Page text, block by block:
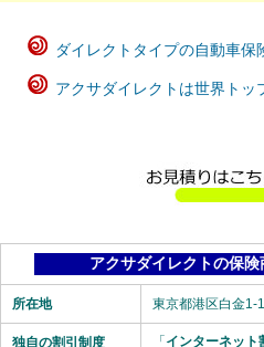
ダイレクトタイプの自動車
アクサダイレクトは世界トッ
アクサダイレクトの保険
所在地 東京都港区白金1-
独自の割引制度 「 インターネット